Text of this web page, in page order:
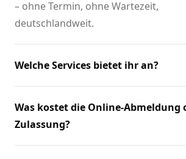
– ohne Termin, ohne Wartezeit,
deutschlandweit.
Welche Services bietet ihr an?
Was kostet die Online-Abmeldung
Zulassung?